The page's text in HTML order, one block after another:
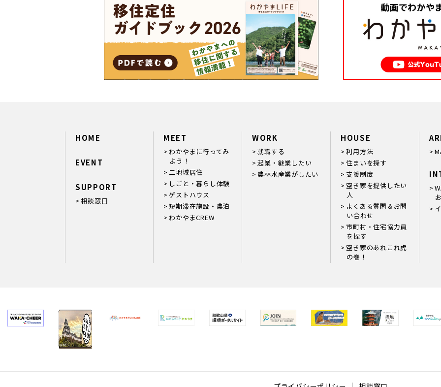
HOME
EVENT
SUPPORT
相談窓口
MEET
わかやまに行ってみ
よう！
二地域居住
しごと・暮らし体験
ゲストハウス
短期滞在施設・農泊
わかやまCREW
WORK
就職する
起業・継業したい
農林水産業がしたい
HOUSE
利用方法
住まいを探す
支援制度
空き家を提供したい
人
よくある質問＆お問
い合わせ
市町村・住宅協力員
を探す
空き家のあれこれ虎
の巻！